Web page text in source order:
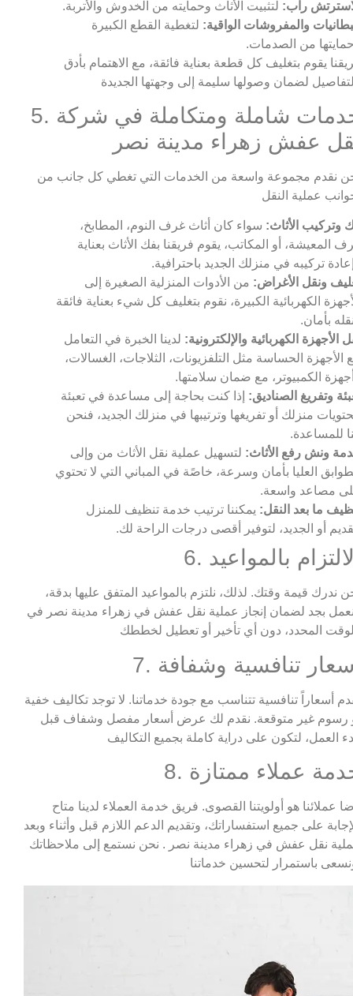
راب: لتثبيت الأثاث وحمايته من الخدوش والأتربة.
والمفروشات الواقية: لتغطية القطع الكبيرة
من الصدمات.
يقوم بتغليف كل قطعة بعناية فائقة، مع الاهتمام بأدق
5. خدمات شاملة ومتكاملة في شركة
عفش زهراء مدينة نصر
نقدم مجموعة واسعة من الخدمات التي تغطي كل جانب من
وتركيب الأثاث: سواء كان أثاث غرف النوم، المطابخ،
المعيشة، أو المكاتب، يقوم فريقنا بفك الأثاث بعناية
تركيبه في منزلك الجديد باحترافية.
ونقل الأغراض: من الأدوات المنزلية الصغيرة إلى
الكهربائية الكبيرة، نقوم بتغليف كل شيء بعناية فائقة
بأمان.
الأجهزة الكهربائية والإلكترونية: لدينا الخبرة في التعامل
الأجهزة الحساسة مثل التلفزيونات، الثلاجات، الغسالات،
الكمبيوتر، مع ضمان سلامتها.
وتفريغ الصناديق: إذا كنت بحاجة إلى مساعدة في تعبئة
منزلك أو تفريغها وترتيبها في منزلك الجديد، فنحن
للمساعدة.
ونش رفع الأثاث: لتسهيل عملية نقل الأثاث من وإلى
العليا بأمان وسرعة، خاصًة في المباني التي لا تحتوي
مصاعد واسعة.
ما بعد النقل: يمكننا ترتيب خدمة تنظيف للمنزل
أو الجديد، لتوفير أقصى درجات الراحة لك.
الالتزام بالمواعيد
ندرك قيمة وقتك. لذلك، نلتزم بالمواعيد المتفق عليها بدقة،
بجد لضمان إنجاز عملية نقل عفش في زهراء مدينة نصر في
أسعار تنافسية وشفافة
أسعاراً تنافسية تتناسب مع جودة خدماتنا. لا توجد تكاليف خفية
رسوم غير متوقعة. نقدم لك عرض أسعار مفصل وشفاف قبل
خدمة عملاء ممتازة
عملائنا هو أولويتنا القصوى. فريق خدمة العملاء لدينا متاح
على جميع استفساراتك، وتقديم الدعم اللازم قبل وأثناء وبعد
نقل عفش في زهراء مدينة نصر . نحن نستمع إلى ملاحظاتك